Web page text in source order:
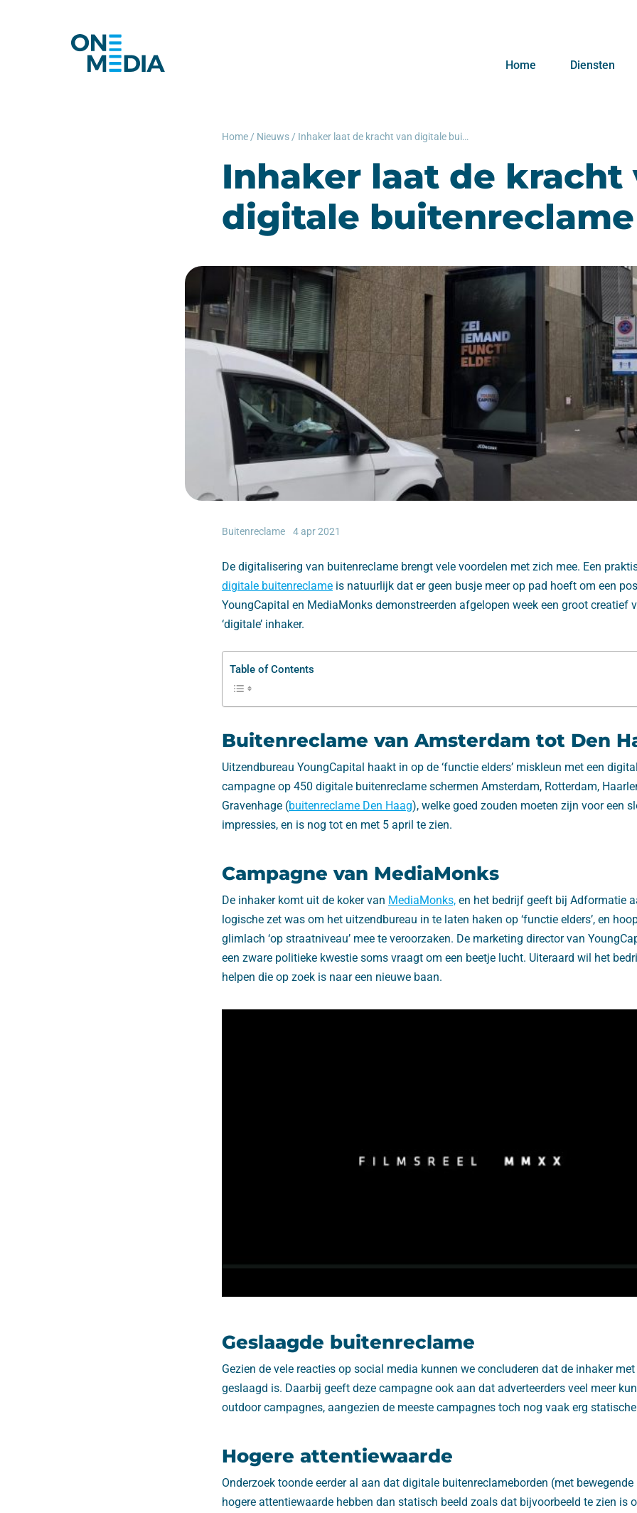
Home Diensten
Home / Nieuws / Inhaker laat de kracht van digitale buitenreclame zien
Inhaker laat de kracht
digitale
Buitenreclame 4 apr 2021
De digitalisering van buitenreclame brengt vele voordelen met zich mee. Een
digitale buitenreclame is natuurlijk dat er geen busje meer op pad hoeft om een
YoungCapital en MediaMonks demonstreerden afgelopen week een groot creatief
‘digitale’ inhaker.
Table of Contents
Buitenreclame van Amsterdam tot Den
Uitzendbureau YoungCapital haakt in op de ‘functie elders’ miskleun met een
campagne op 450 digitale buitenreclame schermen Amsterdam, Rotterdam,
Gravenhage (buitenreclame Den Haag), welke goed zouden moeten zijn voor een
impressies, en is nog tot en met 5 april te zien.
Campagne van MediaMonks
De inhaker komt uit de koker van MediaMonks, en het bedrijf geeft bij Adformatie
logische zet was om het uitzendbureau in te laten haken op ‘functie elders’, en
glimlach ‘op straatniveau’ mee te veroorzaken. De marketing director van
een zware politieke kwestie soms vraagt om een beetje lucht. Uiteraard wil het
helpen die op zoek is naar een nieuwe baan.
Geslaagde buitenreclame
Gezien de vele reacties op social media kunnen we concluderen dat de inhaker
geslaagd is. Daarbij geeft deze campagne ook aan dat adverteerders veel meer
outdoor campagnes, aangezien de meeste campagnes toch nog vaak erg
Hogere attentiewaarde
Onderzoek toonde eerder al aan dat digitale buitenreclameborden (met bewegende
hogere attentiewaarde hebben dan statisch beeld zoals dat bijvoorbeeld te zien is